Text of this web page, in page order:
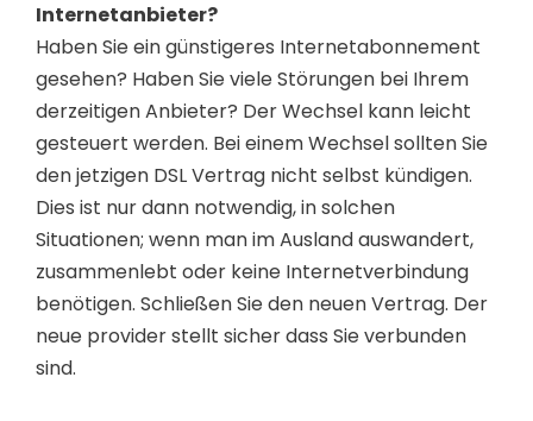
Internetanbieter?
Haben Sie ein günstigeres Internetabonnement
gesehen? Haben Sie viele Störungen bei Ihrem
derzeitigen Anbieter? Der Wechsel kann leicht
gesteuert werden. Bei einem Wechsel sollten Sie
den jetzigen DSL Vertrag nicht selbst kündigen.
Dies ist nur dann notwendig, in solchen
Situationen; wenn man im Ausland auswandert,
zusammenlebt oder keine Internetverbindung
benötigen. Schließen Sie den neuen Vertrag. Der
neue provider stellt sicher dass Sie verbunden
sind.